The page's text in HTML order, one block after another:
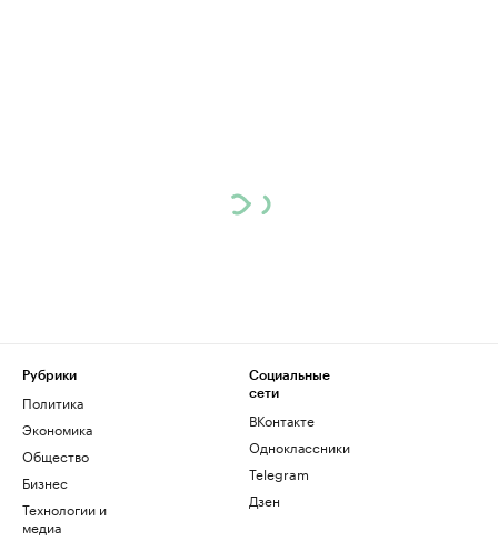
Рубрики
Политика
Экономика
Общество
Бизнес
Технологии и
медиа
Социальные
сети
ВКонтакте
Одноклассники
Telegram
Дзен